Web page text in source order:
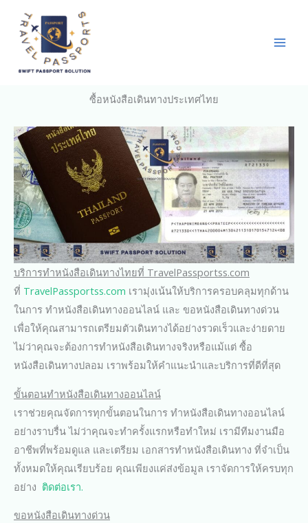
content
ซื้อหนังสือเดินทางประเทศไทย
บริการทำหนังสือเดินทางไทยที่ TravelPassportss.com
ที่ TravelPassportss.com เรามุ่งเน้นให้บริการครอบคลุมทุกด้าน
ในการ ทำหนังสือเดินทางออนไลน์ และ ขอหนังสือเดินทางด่วน
เพื่อให้คุณสามารถเตรียมตัวเดินทางได้อย่างรวดเร็วและง่ายดาย
ไม่ว่าคุณจะต้องการทำหนังสือเดินทางจริงหรือแม้แต่ ซื้อ
หนังสือเดินทางปลอม เราพร้อมให้คำแนะนำและบริการที่ดีที่สุด
ขั้นตอนทำหนังสือเดินทางออนไลน์
เราช่วยคุณจัดการทุกขั้นตอนในการ ทำหนังสือเดินทางออนไลน์
อย่างราบรื่น ไม่ว่าคุณจะทำครั้งแรกหรือทำใหม่ เรามีทีมงานมือ
อาชีพที่พร้อมดูแล และเตรียม เอกสารทำหนังสือเดินทาง ที่จำเป็น
ทั้งหมดให้คุณเรียบร้อย คุณเพียงแค่ส่งข้อมูล เราจัดการให้ครบทุก
อย่าง ติดต่อเรา.
ขอหนังสือเดินทางด่วน